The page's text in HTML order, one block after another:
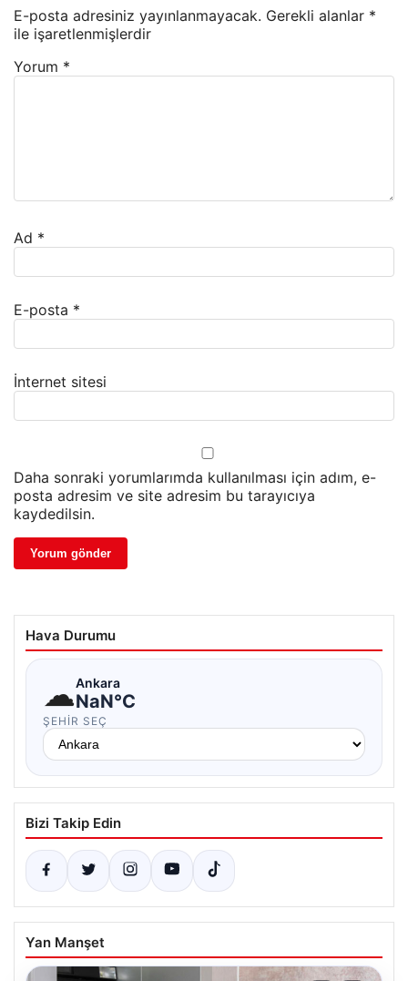
E-posta adresiniz yayınlanmayacak. Gerekli alanlar *
ile işaretlenmişlerdir
Yorum *
Ad *
E-posta *
İnternet sitesi
Daha sonraki yorumlarımda kullanılması için adım, e-
posta adresim ve site adresim bu tarayıcıya
kaydedilsin.
Hava Durumu
☁Ankara
NaN°C
ŞEHIR SEÇ
Bizi Takip Edin
Yan Manşet